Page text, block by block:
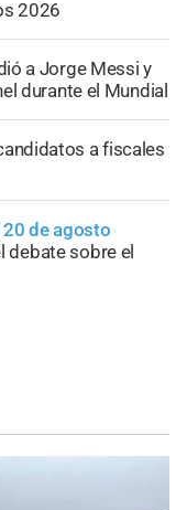
2026
a Jorge Messi y
durante el Mundial
a fiscales
de agosto
debate sobre el